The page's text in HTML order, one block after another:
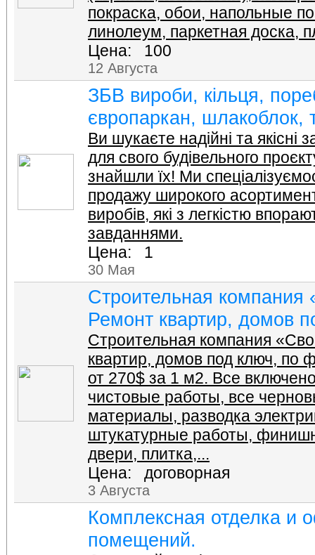
покраска, обои, напольные
линолеум, паркетная доска,
Цена: 100
12 Августа
ЗБВ вироби, кільця,
європаркан, шлакоблок,
Ви шукаєте надійні та якісні
для свого будівельного
знайшли їх! Ми
продажу широкого
виробів, які з легкістю
завданнями.
Цена: 1
30 Мая
Cтроительная
Ремонт квартир, домов
Cтроительная компания
квартир, домов под ключ, по
от 270$ за 1 м2. Все
чистовые работы, все
материалы, разводка
штукатурные работы,
двери, плитка,...
Цена: договорная
3 Августа
Комплексная отделка и
помещений.